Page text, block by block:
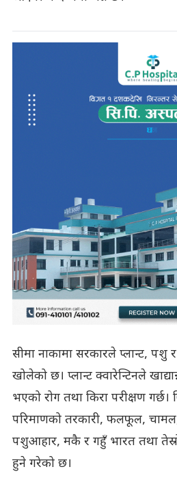
सीमा नाकामा सरकारले प्लान्ट, पशु र
खोलेको छ। प्लान्ट क्वारेन्टिनले
भएको रोग तथा किरा परीक्षण गर्छ।
परिमाणको तरकारी, फलफूल,
पशुआहार, मकै र गहुँ भारत तथा
हुने गरेको छ।